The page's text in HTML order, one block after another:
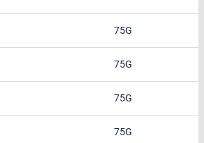
75G
75G
75G
75G